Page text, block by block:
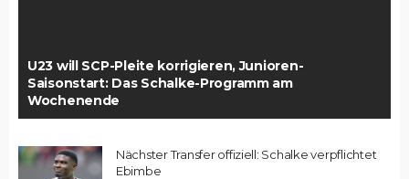
U23 will SCP-Pleite korrigieren, Junioren-
Saisonstart: Das Schalke-Programm am
Wochenende
Nächster Transfer offiziell: Schalke verpflichtet
Ebimbe